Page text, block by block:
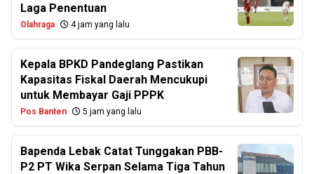
Laga Penentuan
Olahraga 4 jam yang lalu
Kepala BPKD Pandeglang Pastikan
Kapasitas Fiskal Daerah Mencukupi
untuk Membayar Gaji PPPK
Pos Banten 5 jam yang lalu
Bapenda Lebak Catat Tunggakan PBB-
P2 PT Wika Serpan Selama Tiga Tahun